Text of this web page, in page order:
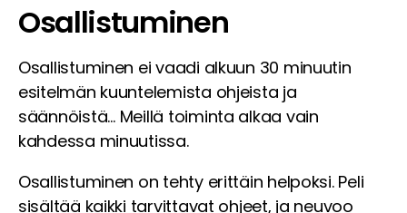
Osallistuminen
Osallistuminen ei vaadi alkuun 30 minuutin
esitelmän kuuntelemista ohjeista ja
säännöistä… Meillä toiminta alkaa vain
kahdessa minuutissa.
Osallistuminen on tehty erittäin helpoksi. Peli
sisältää kaikki tarvittavat ohjeet, ja neuvoo